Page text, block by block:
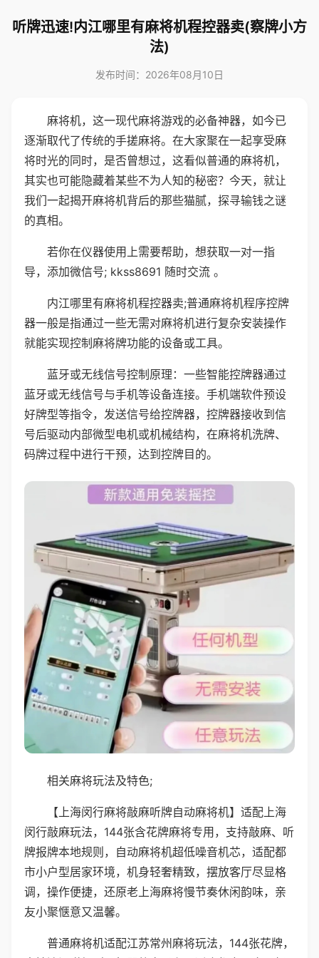
听牌迅速!内江哪里有麻将机程控器卖(察牌小方
法)
发布时间：2026年08月10日
麻将机，这一现代麻将游戏的必备神器，如今已
逐渐取代了传统的手搓麻将。在大家聚在一起享受麻
将时光的同时，是否曾想过，这看似普通的麻将机，
其实也可能隐藏着某些不为人知的秘密？今天，就让
我们一起揭开麻将机背后的那些猫腻，探寻输钱之谜
的真相。
若你在仪器使用上需要帮助，想获取一对一指
导，添加微信号; kkss8691 随时交流 。
内江哪里有麻将机程控器卖;普通麻将机程序控牌
器一般是指通过一些无需对麻将机进行复杂安装操作
就能实现控制麻将牌功能的设备或工具。
蓝牙或无线信号控制原理：一些智能控牌器通过
蓝牙或无线信号与手机等设备连接。手机端软件预设
好牌型等指令，发送信号给控牌器，控牌器接收到信
号后驱动内部微型电机或机械结构，在麻将机洗牌、
码牌过程中进行干预，达到控牌目的。
相关麻将玩法及特色;
【上海闵行麻将敲麻听牌自动麻将机】适配上海
闵行敲麻玩法，144张含花牌麻将专用，支持敲麻、听
牌报牌本地规则，自动麻将机超低噪音机芯，适配都
市小户型居家环境，机身轻奢精致，摆放客厅尽显格
调，操作便捷，还原老上海麻将慢节奏休闲韵味，亲
友小聚惬意又温馨。
普通麻将机适配江苏常州麻将玩法，144张花牌，